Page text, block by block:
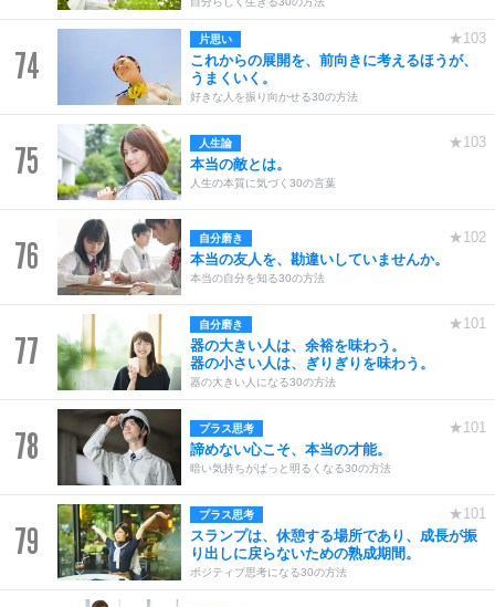
74
片思い
★103
これからの展開を、前向きに考えるほうが、
うまくいく。
好きな人を振り向かせる30の方法
75 人生論
★103
本当の敵とは。
人生の本質に気づく30の言葉
76 自分磨き
★102
本当の友人を、勘違いしていませんか。
本当の自分を知る30の方法
77
自分磨き
★101
器の大きい人は、余裕を味わう。
器の小さい人は、ぎりぎりを味わう。
器の大きい人になる30の方法
78 プラス思考
★101
諦めない心こそ、本当の才能。
暗い気持ちがぱっと明るくなる30の方法
79
プラス思考
★101
スランプは、休憩する場所であり、成長が振
り出しに戻らないための熟成期間。
ポジティブ思考になる30の方法